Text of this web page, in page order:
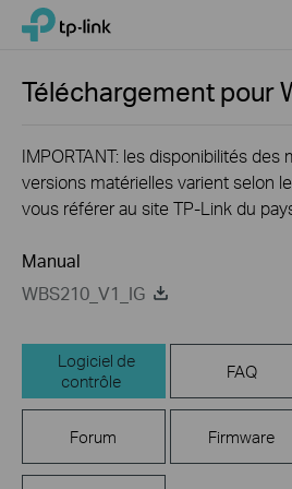
Click
the
navigation
TP-Link, Reliably Smart
Téléchargement pour
IMPORTANT: les disponibilités des
versions matérielles varient selon
vous référer au site TP-Link du
Manual
WBS210_V1_IG
Logiciel de
contrôle
FAQ
Forum Firmware